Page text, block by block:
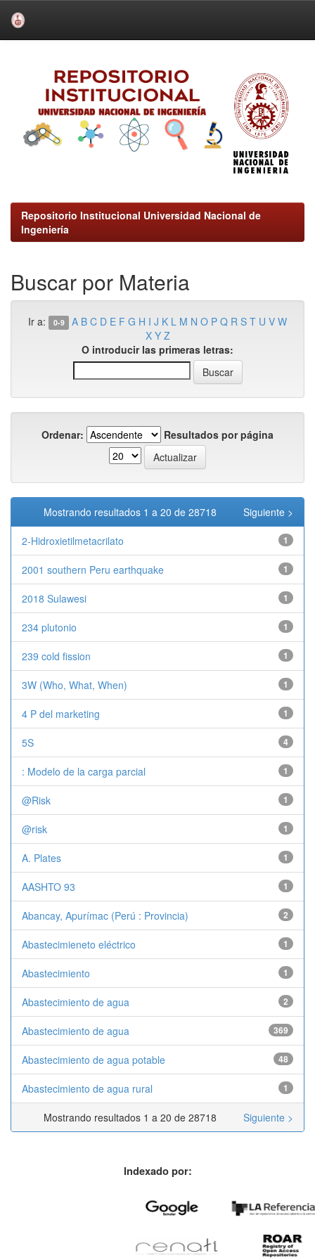
Repositorio Institucional Universidad Nacional de
Ingeniería
Buscar por Materia
Ir a: 0-9 A B C D E F G H I J K L M N O P Q R S T U V W
X Y Z
O introducir las primeras letras:
Ordenar: Resultados por página
Mostrando resultados 1 a 20 de 28718 Siguiente >
2-Hidroxietilmetacrilato 1
2001 southern Peru earthquake 1
2018 Sulawesi 1
234 plutonio 1
239 cold fission 1
3W (Who, What, When) 1
4 P del marketing 1
5S 4
: Modelo de la carga parcial 1
@Risk 1
@risk 1
A. Plates 1
AASHTO 93 1
Abancay, Apurímac (Perú : Provincia) 2
Abastecimieneto eléctrico 1
Abastecimiento 1
Abastecimiento de agua 2
Abastecimiento de agua 369
Abastecimiento de agua potable 48
Abastecimiento de agua rural 1
Mostrando resultados 1 a 20 de 28718 Siguiente >
Indexado por: